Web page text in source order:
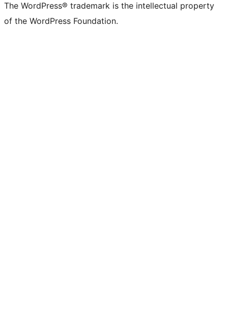
The WordPress® trademark is the intellectual property
of the WordPress Foundation.